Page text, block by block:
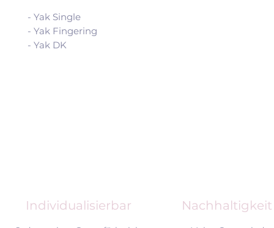
- Yak Single
- Yak Fingering
- Yak DK
Individualisierbar Nachhaltigkeit